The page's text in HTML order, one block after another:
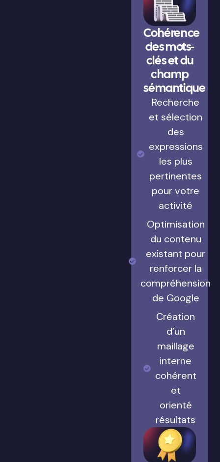
Cohérence
des mots-
clés et du
champ
sémantique
Recherche
et sélection
des
expressions
les plus
pertinentes
pour votre
activité
Optimisation
du contenu
existant pour
renforcer la
compréhension
de Google
Création
d’un
maillage
interne
cohérent
et
orienté
résultats